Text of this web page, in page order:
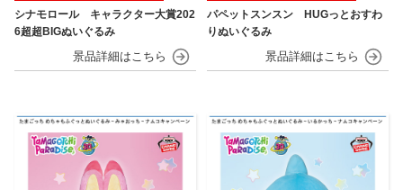
シナモロール キャラクター大賞202
6超超BIGぬいぐるみ
パペットスンスン HUGっとおすわ
りぬいぐるみ